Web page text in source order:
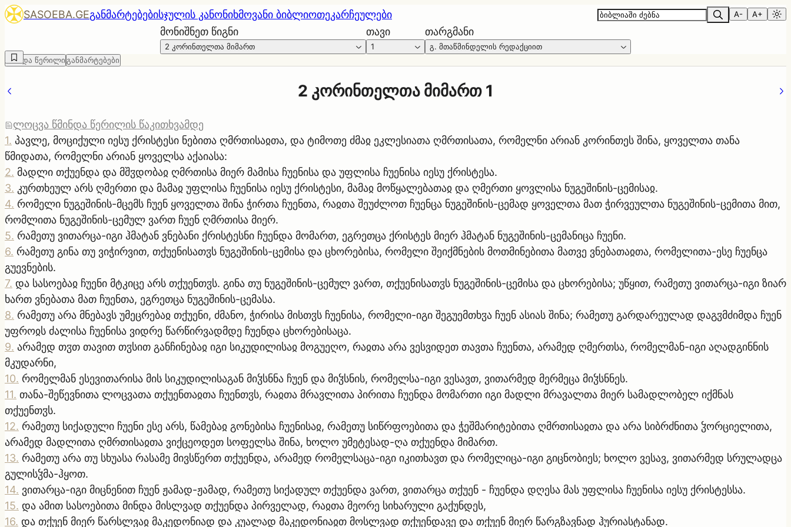
SASOEBA.GEგანმარტებებისჯულის კანონიხმოვანი ბიბლიოთეკარჩეულები A- A+
მონიშნეთ წიგნი
2 კორინთელთა მიმართ
თავი
1
თარგმანი
გ. მთაწმინდელის რედაქციით
წმინდა წერილი განმარტებები
2 კორინთელთა მიმართ 1
ლოცვა წმინდა წერილის წაკითხვამდე
1. პავლე, მოციქული იესუ ქრისტესი ნებითა ღმრთისაჲთა, და ტიმოთე ძმაჲ ეკლესიათა ღმრთისათა, რომელნი არიან კორინთეს შინა, ყოველთა თანა
წმიდათა, რომელნი არიან ყოველსა აქაიასა:
2. მადლი თქუენდა და მშჳდობაჲ ღმრთისა მიერ მამისა ჩუენისა და უფლისა ჩუენისა იესუ ქრისტესა.
3. კურთხეულ არს ღმერთი და მამაჲ უფლისა ჩუენისა იესუ ქრისტესი, მამაჲ მოწყალებათაჲ და ღმერთი ყოვლისა ნუგეშინის-ცემისაჲ.
4. რომელი ნუგეშინის-მცემს ჩუენ ყოველთა შინა ჭირთა ჩუენთა, რაჲთა შეუძლოთ ჩუენცა ნუგეშინის-ცემად ყოველთა მათ ჭირვეულთა ნუგეშინის-ცემითა მით,
რომლითა ნუგეშინის-ცემულ ვართ ჩუენ ღმრთისა მიერ.
5. რამეთუ ვითარცა-იგი ჰმატან ვნებანი ქრისტესნი ჩუენდა მომართ, ეგრეთცა ქრისტეს მიერ ჰმატან ნუგეშინის-ცემანიცა ჩუენი.
6. რამეთუ გინა თუ ვიჭირვით, თქუენისათჳს ნუგეშინის-ცემისა და ცხორებისა, რომელი შეიქმნების მოთმინებითა მათვე ვნებათაჲთა, რომელითა-ესე ჩუენცა
გუევნების.
7. და სასოებაჲ ჩუენი მტკიცე არს თქუენთჳს. გინა თუ ნუგეშინის-ცემულ ვართ, თქუენისათჳს ნუგეშინის-ცემისა და ცხორებისა; უწყით, რამეთუ ვითარცა-იგი ზიარ
ხართ ვნებათა მათ ჩუენთა, ეგრეთცა ნუგეშინის-ცემასა.
8. რამეთუ არა მნებავს უმეცრებაჲ თქუენი, ძმანო, ჭირისა მისთჳს ჩუენისა, რომელი-იგი შეგუემთხჳა ჩუენ ასიას შინა; რამეთუ გარდარეულად დაგჳმძიმდა ჩუენ
უფროჲს ძალისა ჩუენისა ვიდრე წარწირვადმდე ჩუენდა ცხორებისაცა.
9. არამედ თჳთ თავით თჳსით განჩინებაჲ იგი სიკუდილისაჲ მოგუეღო, რაჲთა არა ვესვიდეთ თავთა ჩუენთა, არამედ ღმერთსა, რომელმან-იგი აღადგინნის
მკუდარნი,
10. რომელმან ესევითარისა მის სიკუდილისაგან მიჴსნნა ჩუენ და მიჴსნის, რომელსა-იგი ვესავთ, ვითარმედ მერმეცა მიჴსნნეს.
11. თანა-შეწევნითა ლოცვათა თქუენთაჲთა ჩუენთჳს, რაჲთა მრავლითა პირითა ჩუენდა მომართი იგი მადლი მრავალთა მიერ სამადლობელ იქმნას
თქუენთჳს.
12. რამეთუ სიქადული ჩუენი ესე არს, წამებაჲ გონებისა ჩუენისაჲ, რამეთუ სიწრფოებითა და ჭეშმარიტებითა ღმრთისაჲთა და არა სიბრძნითა ჴორციელითა,
არამედ მადლითა ღმრთისაჲთა ვიქცეოდეთ სოფელსა შინა, ხოლო უმეტესად-ღა თქუენდა მიმართ.
13. რამეთუ არა თუ სხუასა რასამე მივსწერთ თქუენდა, არამედ რომელსაცა-იგი იკითხავთ და რომელიცა-იგი გიცნობიეს; ხოლო ვესავ, ვითარმედ სრულადცა
გულისჴმა-ჰყოთ.
14. ვითარცა-იგი მიცნენით ჩუენ ჟამად-ჟამად, რამეთუ სიქადულ თქუენდა ვართ, ვითარცა თქუენ - ჩუენდა დღესა მას უფლისა ჩუენისა იესუ ქრისტესსა.
15. და ამით სასოებითა მინდა მისლვად თქუენდა პირველად, რაჲთა მეორე სიხარული გაქუნდეს,
16. და თქუენ მიერ წარსლვაჲ მაკედონიად და კუალად მაკედონიაჲთ მოსლვად თქუენდავე და თქუენ მიერ წარგზავნად ჰურიასტანად.